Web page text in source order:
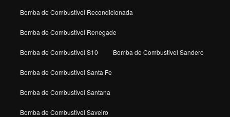
Bomba de Combustivel Recondicionada
Bomba de Combustivel Renegade
Bomba de Combustivel S10 Bomba de Combustivel Sandero
Bomba de Combustivel Santa Fe
Bomba de Combustivel Santana
Bomba de Combustivel Saveiro